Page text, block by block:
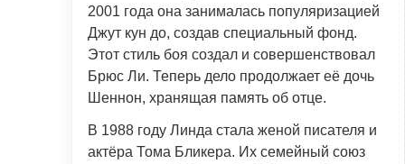
2001 года она занималась популяризацией
Джут кун до, создав специальный фонд.
Этот стиль боя создал и совершенствовал
Брюс Ли. Теперь дело продолжает её дочь
Шеннон, хранящая память об отце.
В 1988 году Линда стала женой писателя и
актёра Тома Бликера. Их семейный союз